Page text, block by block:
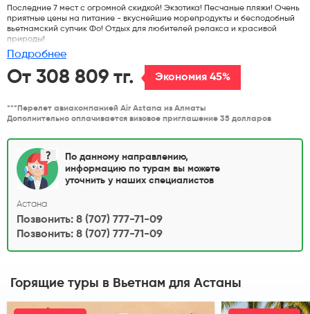
Последние 7 мест с огромной скидкой! Экзотика! Песчаные пляжи! Очень
приятные цены на питание - вкуснейшие морепродукты и бесподобный
вьетнамский супчик Фо! Отдых для любителей релакса и красивой
природы!
Подробнее
От 308 809 тг. Экономия 45%
***Перелет авиакомпанией Air Astana из Алматы
Дополнительно оплачивается визовое приглашение 35 долларов
По данному направлению,
информацию по турам вы можете
уточнить у наших специалистов
Астана
Позвонить: 8 (707) 777-71-09
Позвонить: 8 (707) 777-71-09
Горящие туры в Вьетнам для Астаны